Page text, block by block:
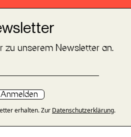
zu unserem Newsletter an.
Anmelden
erhalten. Zur Datenschutzerklärung.